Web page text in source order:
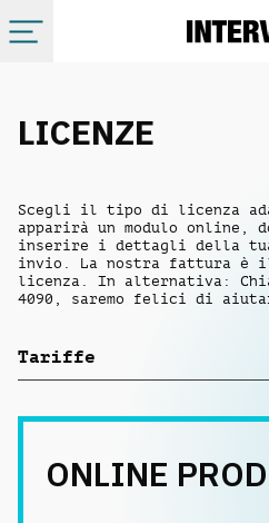
Label
Playlist
Licenze
LICENZE
Scegli il tipo di licenza
apparirà un modulo online,
inserire i dettagli della tua
invio. La nostra fattura è
licenza. In alternativa:
4090, saremo felici di
Tariffe
ONLINE